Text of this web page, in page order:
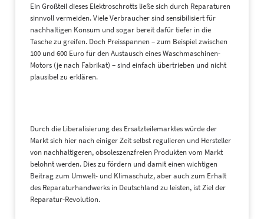
Ein Großteil dieses Elektroschrotts ließe sich durch Reparaturen
sinnvoll vermeiden. Viele Verbraucher sind sensibilisiert für
nachhaltigen Konsum und sogar bereit dafür tiefer in die
Tasche zu greifen. Doch Preisspannen – zum Beispiel zwischen
100 und 600 Euro für den Austausch eines Waschmaschinen-
Motors (je nach Fabrikat) – sind einfach übertrieben und nicht
plausibel zu erklären.
Durch die Liberalisierung des Ersatzteilemarktes würde der
Markt sich hier nach einiger Zeit selbst regulieren und Hersteller
von nachhaltigeren, obsoleszenzfreien Produkten vom Markt
belohnt werden. Dies zu fördern und damit einen wichtigen
Beitrag zum Umwelt- und Klimaschutz, aber auch zum Erhalt
des Reparaturhandwerks in Deutschland zu leisten, ist Ziel der
Reparatur-Revolution.